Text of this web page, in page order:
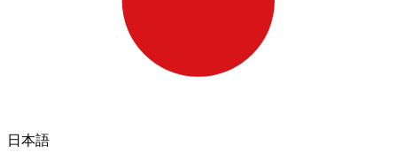
日本語